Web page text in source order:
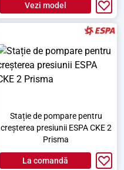
Vezi model
Stație de pompare pentru
creșterea presiunii ESPA CKE 2
Prisma
La comandă